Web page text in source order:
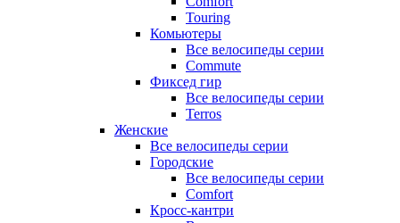
Touring
Комьютеры
Все велосипеды серии
Commute
Фиксед гир
Все велосипеды серии
Terros
Женские
Все велосипеды серии
Городские
Все велосипеды серии
Comfort
Кросс-кантри